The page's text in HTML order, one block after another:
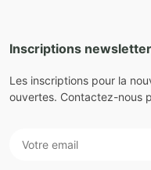
Inscriptions newsletter
Les inscriptions pour la
ouvertes. Contactez-nous